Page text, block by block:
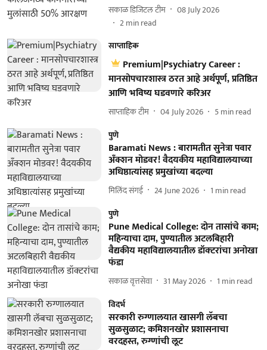
सकाळ डिजिटल टीम
08 July 2026
2min read
साप्ताहिक
Premium|Psychiatry Career :
मानसोपचारशास्त्र ठरत आहे अर्थपूर्ण, प्रतिष्ठित
आणि भविष्य घडवणारे करिअर
साप्ताहिक टीम 04 July 2026 5min read
पुणे
Baramati News : बारामतीत सुनेत्रा पवार
अँक्शन मोडवर! वैदयकीय महाविद्यालयाच्या
अधिष्ठात्यांसह प्रमुखांच्या बदल्या
मिलिंद संगई 24 June 2026 1 min read
पुणे
Pune Medical College: दोन तासांचे काम;
महिन्याचा दाम, पुण्यातील अटलबिहारी
वैद्यकीय महाविद्यालयातील डॉक्‍टरांचा अनोखा
फंडा
सकाळ वृत्तसेवा 31 May 2026 1 min read
विदर्भ
सरकारी रुग्णालयात खासगी लॅबचा
सुळसुळाट; कमिशनखोर प्रशासनाचा
वरदहस्त, रुग्णांची लूट